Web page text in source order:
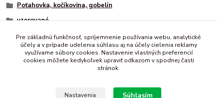
Poťahovka, kočíkovina, gobelín
vzorované
vianočné
mix
Pre základnú funkčnosť, spríjemnenie používania webu, analytické
účely a v prípade udelenia súhlasu aj na účely cielenia reklamy
využívame súbory cookies. Nastavenie vlastných preferencií
cookies môžete kedykoľvek upraviť odkazom v spodnej časti
stránok.
Nastavenia Súhlasím